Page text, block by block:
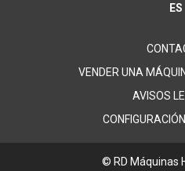
ES
VENDER UNA
AVISOS
© RD Máquinas